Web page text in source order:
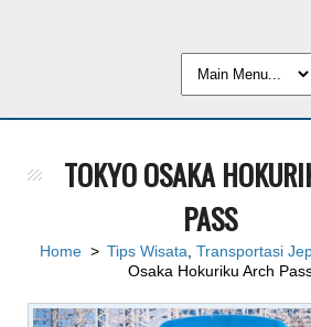
TOKYO OSAKA
PASS
Home> Tips Wisata Transportasi
Osaka Hokuriku Arch